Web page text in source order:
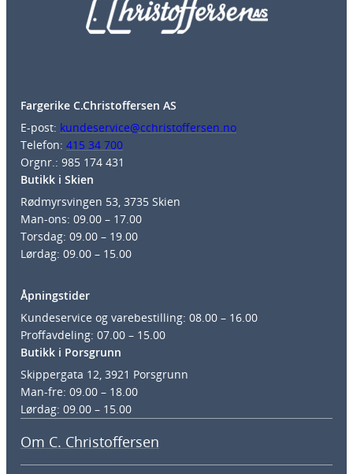
Fargerike C.Christoffersen AS
E-post: kundeservice@cchristoffersen.no
Telefon: 415 34 700
Orgnr.: 985 174 431
Butikk i Skien
Rødmyrsvingen 53, 3735 Skien
Man-ons: 09.00 – 17.00
Torsdag: 09.00 – 19.00
Lørdag: 09.00 – 15.00
Åpningstider
Kundeservice og varebestilling: 08.00 – 16.00
Proffavdeling: 07.00 – 15.00
Butikk i Porsgrunn
Skippergata 12, 3921 Porsgrunn
Man-fre: 09.00 – 18.00
Lørdag: 09.00 – 15.00
Om C. Christoffersen